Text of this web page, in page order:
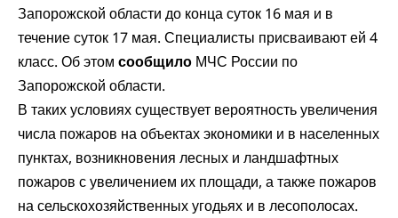
Запорожской области до конца суток 16 мая и в
течение суток 17 мая. Специалисты присваивают ей 4
класс. Об этом сообщило МЧС России по
Запорожской области.
В таких условиях существует вероятность увеличения
числа пожаров на объектах экономики и в населенных
пунктах, возникновения лесных и ландшафтных
пожаров с увеличением их площади, а также пожаров
на сельскохозяйственных угодьях и в лесополосах.